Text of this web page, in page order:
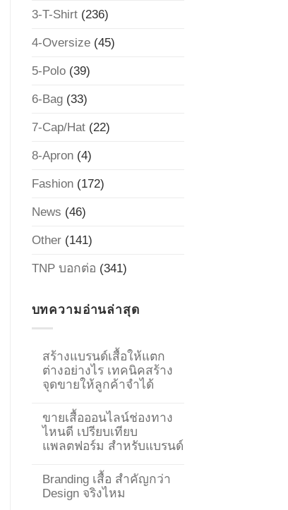
3-T-Shirt(236)
4-Oversize(45)
5-Polo(39)
6-Bag(33)
7-Cap/Hat(22)
8-Apron(4)
Fashion(172)
News (46)
Other(141)
TNP บอกต่อ (341)
บทความอ่านล่าสุด
สร้างแบรนด์เสื้อให้แตก
ต่างอย่างไร เทคนิคสร้าง
จุดขายให้ลูกค้าจำได้
ขายเสื้อออนไลน์ช่องทาง
ไหนดี เปรียบเทียบ
แพลตฟอร์ม สำหรับแบรนด์
Branding เสื้อ สำคัญกว่า
Design จริงไหม